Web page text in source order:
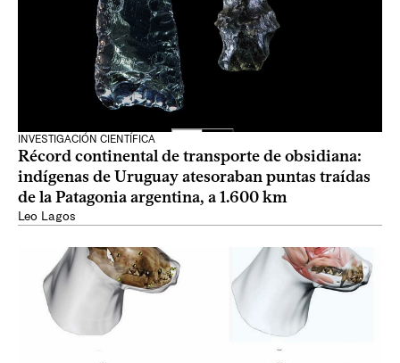
INVESTIGACIÓN CIENTÍFICA
Récord continental de transporte de obsidiana:
indígenas de Uruguay atesoraban puntas traídas
de la Patagonia argentina, a 1.600 km
Leo Lagos